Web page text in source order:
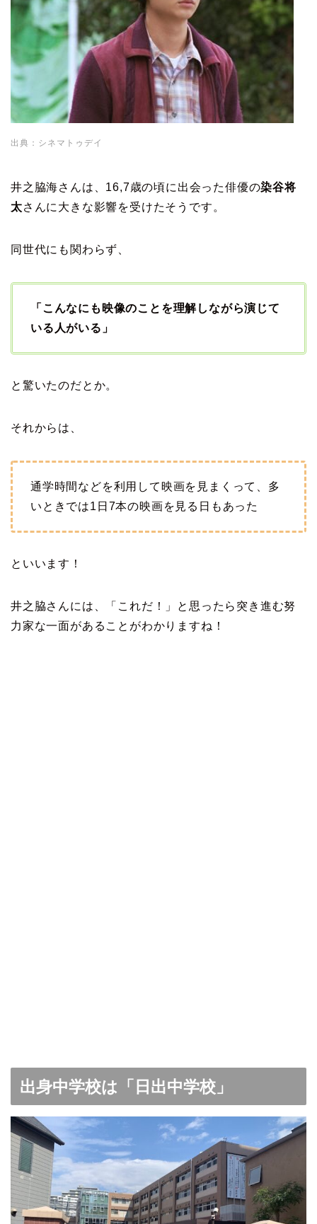
出典：シネマトゥデイ
井之脇海さんは、16,7歳の頃に出会った俳優の染谷将
太さんに大きな影響を受けたそうです。
同世代にも関わらず、
「こんなにも映像のことを理解しながら演じて
いる人がいる」
と驚いたのだとか。
それからは、
通学時間などを利用して映画を見まくって、多
いときでは1日7本の映画を見る日もあった
といいます！
井之脇さんには、「これだ！」と思ったら突き進む努
力家な一面があることがわかりますね！
出身中学校は「日出中学校」